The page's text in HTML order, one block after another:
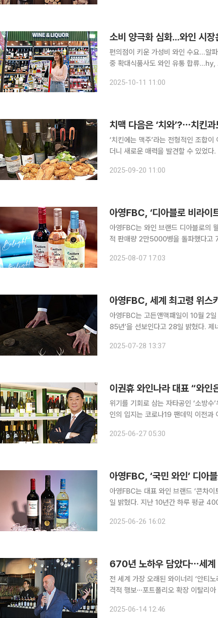
소비 양극화 심화...와인 시장
편의점이 키운 가성비 와인 수요...알
중 확대식품사도 와인 유통 합류…hy, 조지아 와인 선봬 국내 주류
와인’으로 빠르게 재편되고 있다. 과
2025-10-11 11:00
‘치킨에는 맥주’라는 전형적인 조합
더니 새로운 매력을 발견할 수 있었
올해 ‘와식주’ 프로젝트를 진행하고
2025-09-20 11:00
아영FBC, ‘디아블로 비라
아영FBC는 와인 브랜드 디아블로의
적 판매량 2만5000병을 돌파했다고 7일 밝혔다. 디아블로 비라이트
비뇽블랑 제품은 단일 품목으로 두 자
2025-08-07 17:03
아영FBC, 세계 최고령 위스
아영FBC는 고든앤맥패일이 10월 2
85년’을 선보인다고 28일 밝혔다. 제너레이션 85년은 고든앤맥패일이 글렌리벳에서 증류된 원액
숙성에서 비롯된 부드러운 질감이 특
2025-07-28 13:37
이권휴 와인나라 대표 “와
위기를 기회로 삼는 자타공인 ‘소방수’우상향
인의 입지는 코로나19 팬데믹 이전과
주류 시장의 주류(主流)로 떠오른 것
2025-06-27 05:30
아영FBC, ‘국민 와인’ 디아
아영FBC는 대표 와인 브랜드 ‘콘차이
일 밝혔다. 지난 10년간 하루 평균
와인과 어울리는 스낵류 등과 연계 프
2025-06-26 16:02
전 세계 가장 오래된 와이너리 ‘안티
격적 행보⋯포트폴리오 확장 이탈리아 와이너리 '안티노리(Antinori)'는 세계에서 가장 오랜 역사를
에 전 세계에서 가장 오래된 와인 가
2025-06-14 12:46